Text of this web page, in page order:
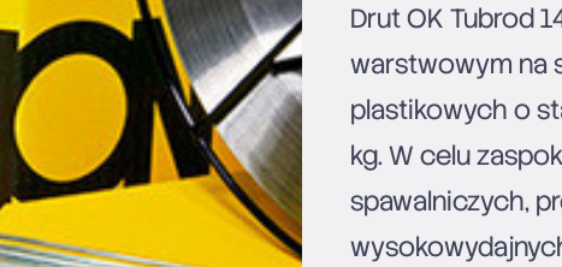
Drut OK Tubrod
warstwowym na
plastikowych o
kg. W celu
spawalniczych,